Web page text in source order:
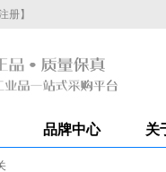
册】
品牌中心 关